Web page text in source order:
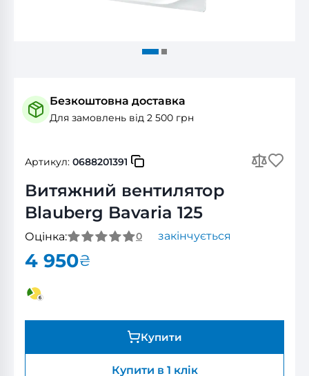
Безкоштовна доставка
Для замовлень від 2 500 грн
Артикул: 0688201391
Витяжний вентилятор
Blauberg Bavaria 125
Оцінка: 0 закінчується
4 950₴
Купити
Купити в 1 клік